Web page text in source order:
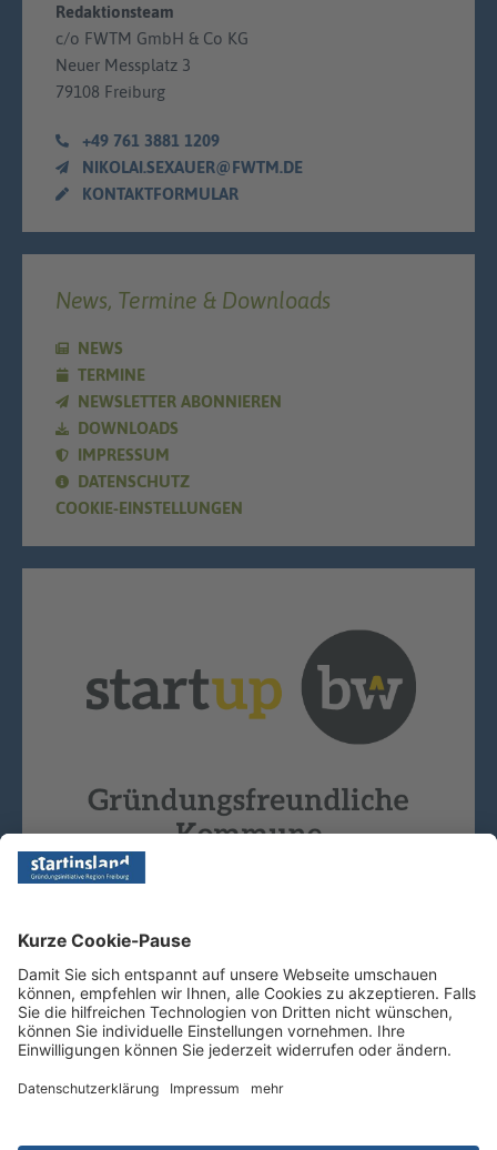
Redaktionsteam
c/o FWTM GmbH & Co KG
Neuer Messplatz 3
79108 Freiburg
+49 761 3881 1209
NIKOLAI.SEXAUER@FWTM.DE
KONTAKTFORMULAR
News, Termine & Downloads
NEWS
TERMINE
NEWSLETTER ABONNIEREN
DOWNLOADS
IMPRESSUM
DATENSCHUTZ
COOKIE-EINSTELLUNGEN
Copyright © 2026 - Startinsland. Alle Rechte vorbehalten